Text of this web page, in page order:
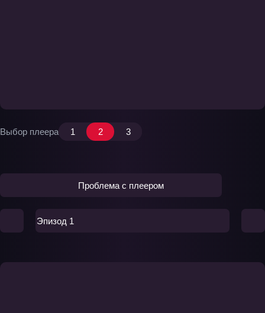
Выбор плеера 1 2 3
Проблема с плеером
Эпизод 1